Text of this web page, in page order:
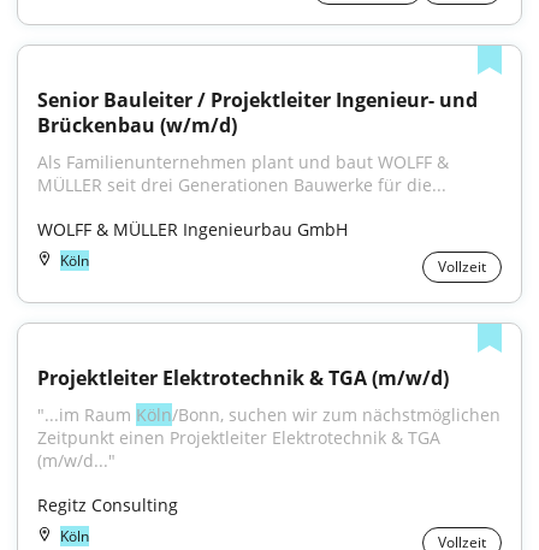
Senior Bauleiter / Projektleiter Ingenieur- und
Brückenbau (w/m/d)
Als Familienunternehmen plant und baut WOLFF &
MÜLLER seit drei Generationen Bauwerke für die...
WOLFF & MÜLLER Ingenieurbau GmbH
Köln Vollzeit
Projektleiter Elektrotechnik & TGA (m/w/d)
"...im Raum Köln/Bonn, suchen wir zum nächstmöglichen
Zeitpunkt einen Projektleiter Elektrotechnik & TGA
(m/w/d..."
Regitz Consulting
Köln Vollzeit